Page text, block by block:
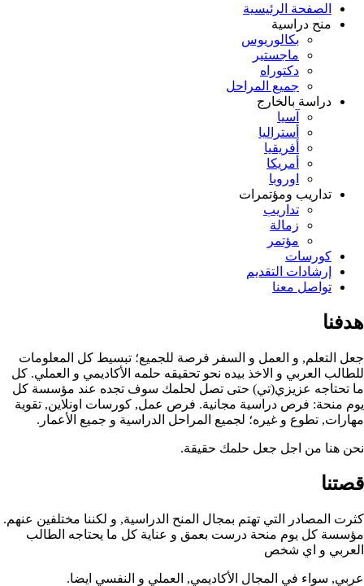
الصفحة الرئيسية
منح دراسية
بكالوريوس
ماجستير
دكتوراه
جميع المراحل
دراسة بالخارج
آسيا
أستراليا
أفريقيا
أمريكا
اوروبا
تداريب ومؤتمرات
تداريب
زمالة
مؤتمر
كورسات
إرشادات التقديم
تواصل معنا
هدفنا
جعل التعلم, و العمل و السفر فرصة للجميع؛ تبسيط كل المعلومات
للطالب العربي و الاخذ بيده نحو تحقيقه حلمه الأكاديمي و العملي. كل
ما تحتاجه عزيزي(تي) حتى تصل لحلمك سوف تجده عند مؤسسة كل
يوم منحة: فرص دراسية مجانية. فرص عمل, كورسات اونلاين, تقوية
مهارات, تطوع و غيره؛ لجميع المراحل الدراسية و جميع الأعمار.
نحن هنا من اجل جعل حلمك حقيقة.
قصتنا
كثرت المصادر التي تهتم بمجال المنح الدراسية, و لكننا مختلفين عنهم.
مؤسسة كل يوم منحة درست بعمق و عناية كل ما يحتاجه الطالب
العربي و اي شخص
عربي, سواء في المجال الأكاديمي, العملي و النفسي ايضا.